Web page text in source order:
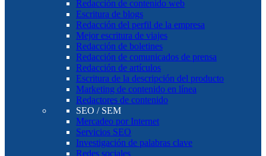
Redacción de contenido web
Escritura de blogs
Redacción del perfil de la empresa
Mejor escritura de viajes
Redacción de boletines
Redacción de comunicados de prensa
Redacción de artículos
Escritura de la descripción del producto
Marketing de contenido en línea
Redactores de contenido
SEO / SEM
Mercadeo por Internet
Servicios SEO
Investigación de palabras clave
Redes sociales